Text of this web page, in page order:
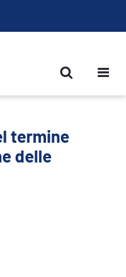
termine
termine
delle